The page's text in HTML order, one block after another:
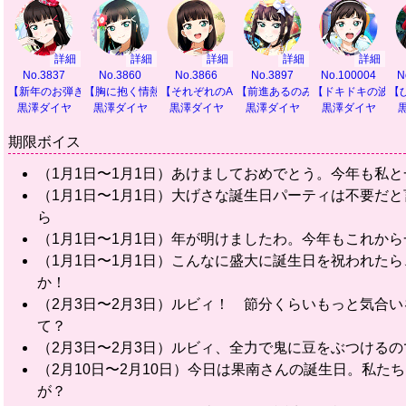
詳細
No.3837
【新年のお弾き初め】
黒澤ダイヤ
詳細
No.3860
【胸に抱く情熱の色】
黒澤ダイヤ
詳細
No.3866
【それぞれのAqours】
黒澤ダイヤ
詳細
No.3897
【前進あるのみ！】
黒澤ダイヤ
詳細
No.100004
【ドキドキの波に
黒澤ダイヤ
期限ボイス
（1月1日〜1月1日）あけましておめでとう。今年も私
（1月1日〜1月1日）大げさな誕生日パーティは不要
ら
（1月1日〜1月1日）年が明けましたわ。今年もこれか
（1月1日〜1月1日）こんなに盛大に誕生日を祝われた
か！
（2月3日〜2月3日）ルビィ！ 節分くらいもっと気
て？
（2月3日〜2月3日）ルビィ、全力で鬼に豆をぶつけ
（2月10日〜2月10日）今日は果南さんの誕生日。私た
が？